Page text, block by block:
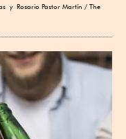
y Rosario Pastor Martín / The